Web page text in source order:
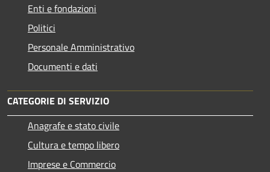
Enti e fondazioni
Politici
Personale Amministrativo
Documenti e dati
CATEGORIE DI SERVIZIO
Anagrafe e stato civile
Cultura e tempo libero
Imprese e Commercio